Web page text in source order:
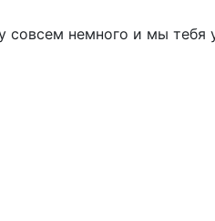
совсем немного и мы тебя